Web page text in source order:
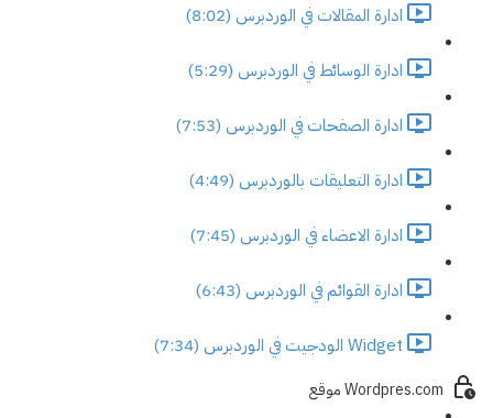
ادارة المقالات في الوردبرس (8:02)
ادارة الوسائط في الوردبرس (5:29)
ادارة الصفحات في الوردبرس (7:53)
ادارة التعليقات بالوردبرس (4:49)
ادارة الاعضاء في الوردبرس (7:45)
ادارة القوائم في الوردبرس (6:43)
Widget الودجيت في الوردبرس (7:34)
Wordpres.com موقع